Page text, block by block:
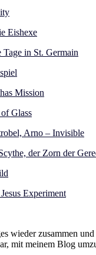
Eishexe
Tage in St. Germain
Mission
Glass
Arno – Invisible
der Zorn der
Experiment
wieder zusammen
mit meinem Blog